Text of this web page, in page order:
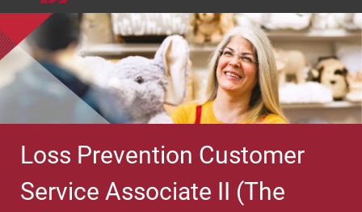
Loss Prevention Customer
Service Associate II (The